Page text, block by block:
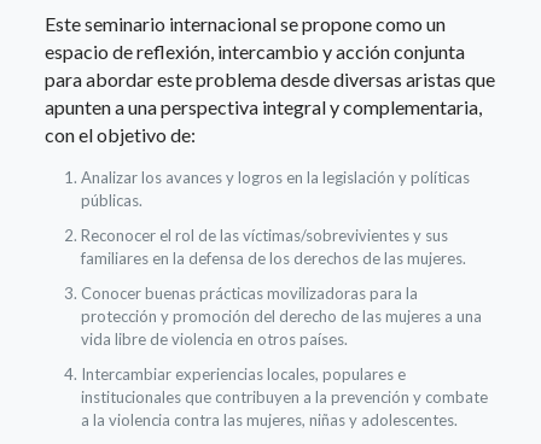
Este seminario internacional se propone como un
espacio de reflexión, intercambio y acción conjunta
para abordar este problema desde diversas aristas que
apunten a una perspectiva integral y complementaria,
con el objetivo de:
Analizar los avances y logros en la legislación y políticas
públicas.
Reconocer el rol de las víctimas/sobrevivientes y sus
familiares en la defensa de los derechos de las mujeres.
Conocer buenas prácticas movilizadoras para la
protección y promoción del derecho de las mujeres a una
vida libre de violencia en otros países.
Intercambiar experiencias locales, populares e
institucionales que contribuyen a la prevención y combate
a la violencia contra las mujeres, niñas y adolescentes.